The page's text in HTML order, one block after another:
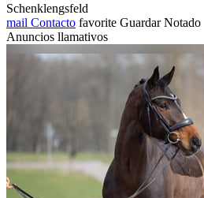
Schenklengsfeld
mail Contacto favorite Guardar Notado
Anuncios llamativos